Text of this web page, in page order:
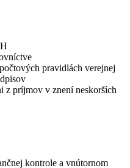
pravidlách verejnej
z príjmov v znení neskorších
kontrole a vnútornom